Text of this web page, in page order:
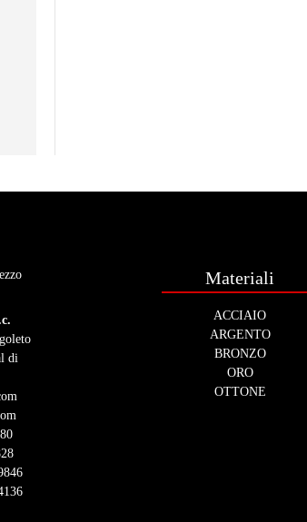
di
Materiali
ACCIAIO
ARGENTO
BRONZO
ORO
OTTONE